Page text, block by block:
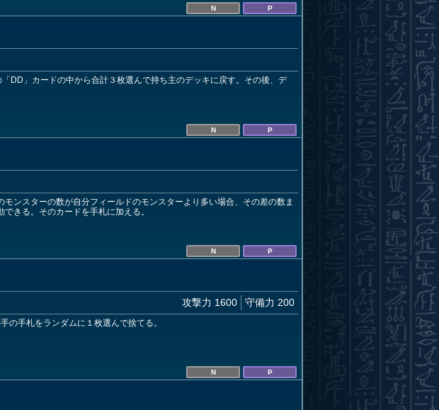
N P
DD」カードの中から合計３枚選んで持ち主のデッキに戻す。その後、デ
N P
ンスターの数が自分フィールドのモンスターより多い場合、その差の数ま
きる。そのカードを手札に加える。
N P
攻撃力 1600 守備力 200
手札をランダムに１枚選んで捨てる。
N P